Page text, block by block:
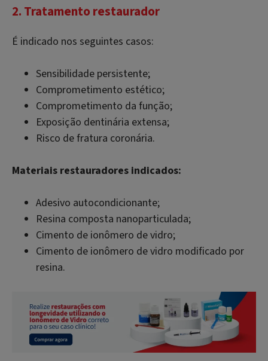
2. Tratamento restaurador
É indicado nos seguintes casos:
Sensibilidade persistente;
Comprometimento estético;
Comprometimento da função;
Exposição dentinária extensa;
Risco de fratura coronária.
Materiais restauradores indicados:
Adesivo autocondicionante;
Resina composta nanoparticulada;
Cimento de ionômero de vidro;
Cimento de ionômero de vidro modificado por
resina.